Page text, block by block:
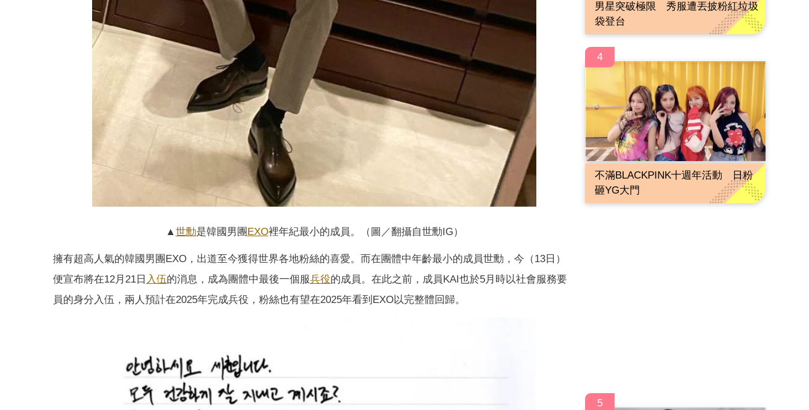
▲世勳是韓國男團 EXO裡年紀最小的成員。（圖／翻攝自世勳IG）
擁有超高人氣的韓國男團EXO，出道至今獲得世界各地粉絲的喜愛。而在團體中年齡最小的成員世勳，今（13日）
便宣布將在12月21日 入伍的消息，成為團體中最後一個服兵役的成員。在此之前，成員KAI也於5月時以社會服務要
員的身分入伍，兩人預計在2025年完成兵役，粉絲也有望在2025年看到EXO以完整體回歸。
男星突破極限 秀服遭丟披粉紅垃圾
袋登台
4
不滿BLACKPINK十週年活動 日粉
砸YG大門
5